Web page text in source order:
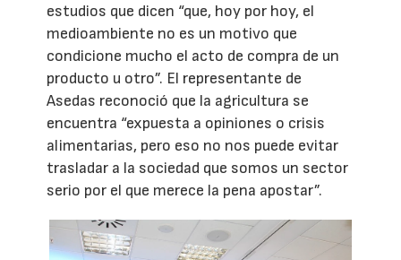
estudios que dicen “que, hoy por hoy, el
medioambiente no es un motivo que
condicione mucho el acto de compra de un
producto u otro”. El representante de
Asedas reconoció que la agricultura se
encuentra “expuesta a opiniones o crisis
alimentarias, pero eso no nos puede evitar
trasladar a la sociedad que somos un sector
serio por el que merece la pena apostar”.